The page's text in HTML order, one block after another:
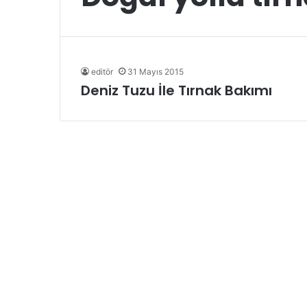
editör 31 Mayıs 2015
Deniz Tuzu İle Tırnak Bakımı